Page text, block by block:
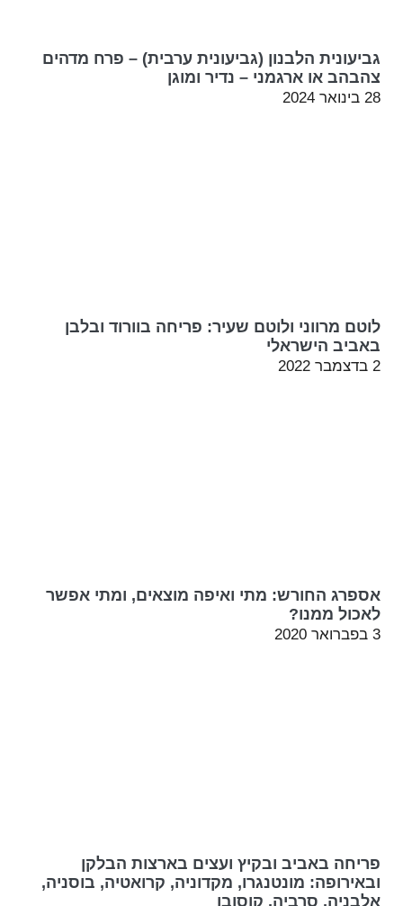
גביעונית הלבנון (גביעונית ערבית) – פרח מדהים
צהבהב או ארגמני – נדיר ומוגן
28 בינואר 2024
לוטם מרווני ולוטם שעיר: פריחה בוורוד ובלבן
באביב הישראלי
2 בדצמבר 2022
אספרג החורש: מתי ואיפה מוצאים, ומתי אפשר
לאכול ממנו?
3 בפברואר 2020
פריחה באביב ובקיץ ועצים בארצות הבלקן
ובאירופה: מונטנגרו, מקדוניה, קרואטיה, בוסניה,
אלבניה, סרביה, קוסובו